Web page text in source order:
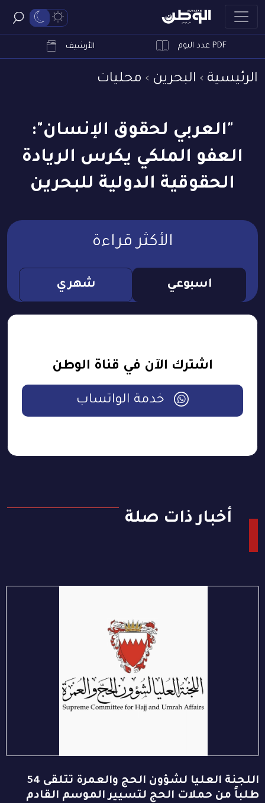
PDF عدد اليوم الأرشيف
الرئيسية البحرين محليات
"العربي لحقوق الإنسان":
العفو الملكي يكرس الريادة
الحقوقية الدولية للبحرين
الأكثر قراءة
اسبوعي شهري
اشترك الآن في قناة الوطن
خدمة الواتساب
أخبار ذات صلة
اللجنة العليا لشؤون الحج والعمرة تتلقى 54
طلباً من حملات الحج لتسيير الموسم القادم